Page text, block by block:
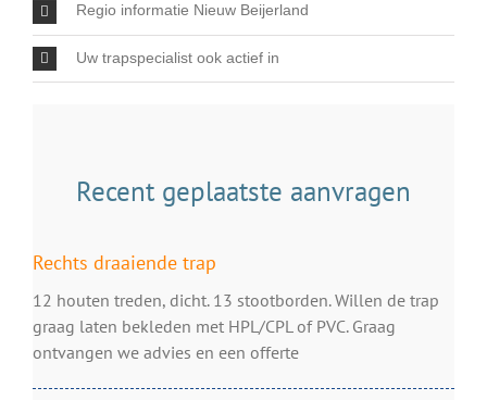
Regio informatie Nieuw Beijerland
Uw trapspecialist ook actief in
Recent geplaatste aanvragen
Rechts draaiende trap
12 houten treden, dicht. 13 stootborden. Willen de trap
graag laten bekleden met HPL/CPL of PVC. Graag
ontvangen we advies en een offerte